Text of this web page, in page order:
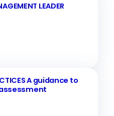
LEADER
A guidance to